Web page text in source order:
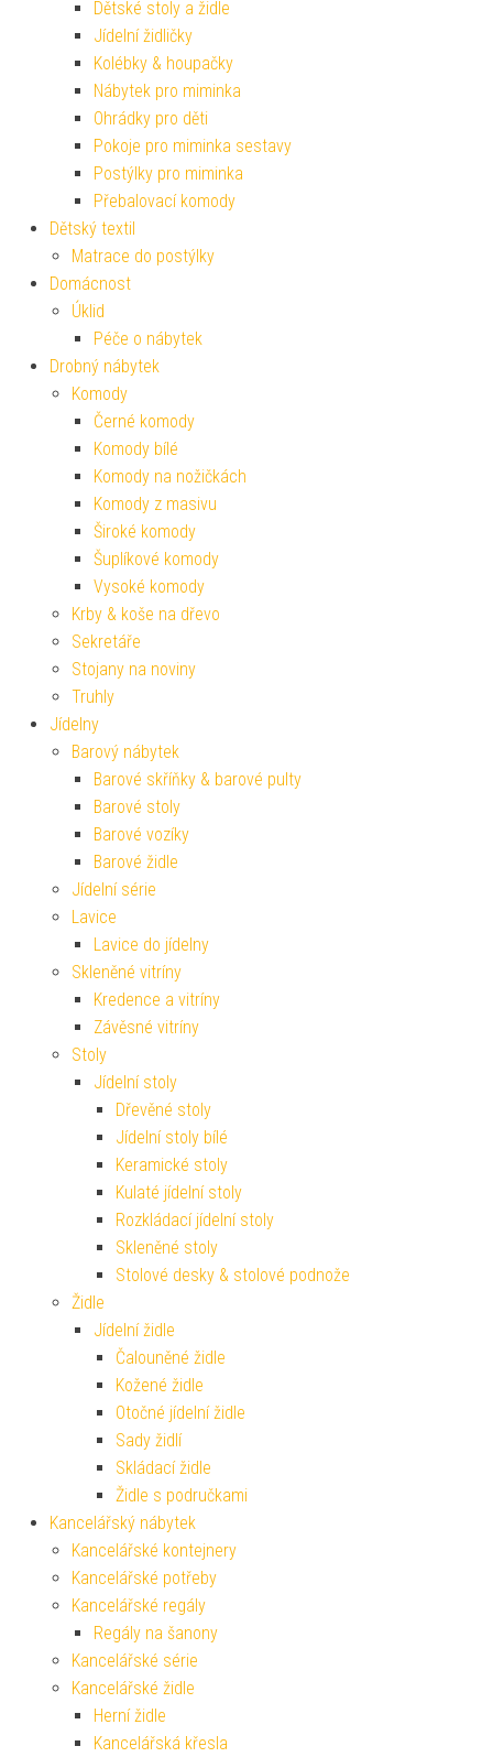
Dětské stoly a židle
Jídelní židličky
Kolébky & houpačky
Nábytek pro miminka
Ohrádky pro děti
Pokoje pro miminka sestavy
Postýlky pro miminka
Přebalovací komody
Dětský textil
Matrace do postýlky
Domácnost
Úklid
Péče o nábytek
Drobný nábytek
Komody
Černé komody
Komody bílé
Komody na nožičkách
Komody z masivu
Široké komody
Šuplíkové komody
Vysoké komody
Krby & koše na dřevo
Sekretáře
Stojany na noviny
Truhly
Jídelny
Barový nábytek
Barové skříňky & barové pulty
Barové stoly
Barové vozíky
Barové židle
Jídelní série
Lavice
Lavice do jídelny
Skleněné vitríny
Kredence a vitríny
Závěsné vitríny
Stoly
Jídelní stoly
Dřevěné stoly
Jídelní stoly bílé
Keramické stoly
Kulaté jídelní stoly
Rozkládací jídelní stoly
Skleněné stoly
Stolové desky & stolové podnože
Židle
Jídelní židle
Čalouněné židle
Kožené židle
Otočné jídelní židle
Sady židlí
Skládací židle
Židle s područkami
Kancelářský nábytek
Kancelářské kontejnery
Kancelářské potřeby
Kancelářské regály
Regály na šanony
Kancelářské série
Kancelářské židle
Herní židle
Kancelářská křesla